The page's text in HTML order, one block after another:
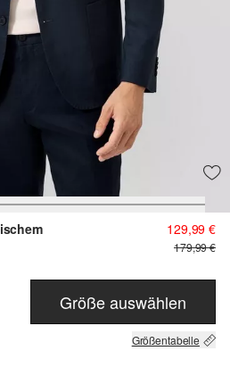
129,99 €
179,99 €
Größe auswählen
Größentabelle